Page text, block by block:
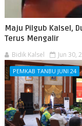
Maju Pilgub Kalsel,
Terus Mengalir
Bidik Kalsel Jun 30,
PEMKAB TANBU JUNI 24